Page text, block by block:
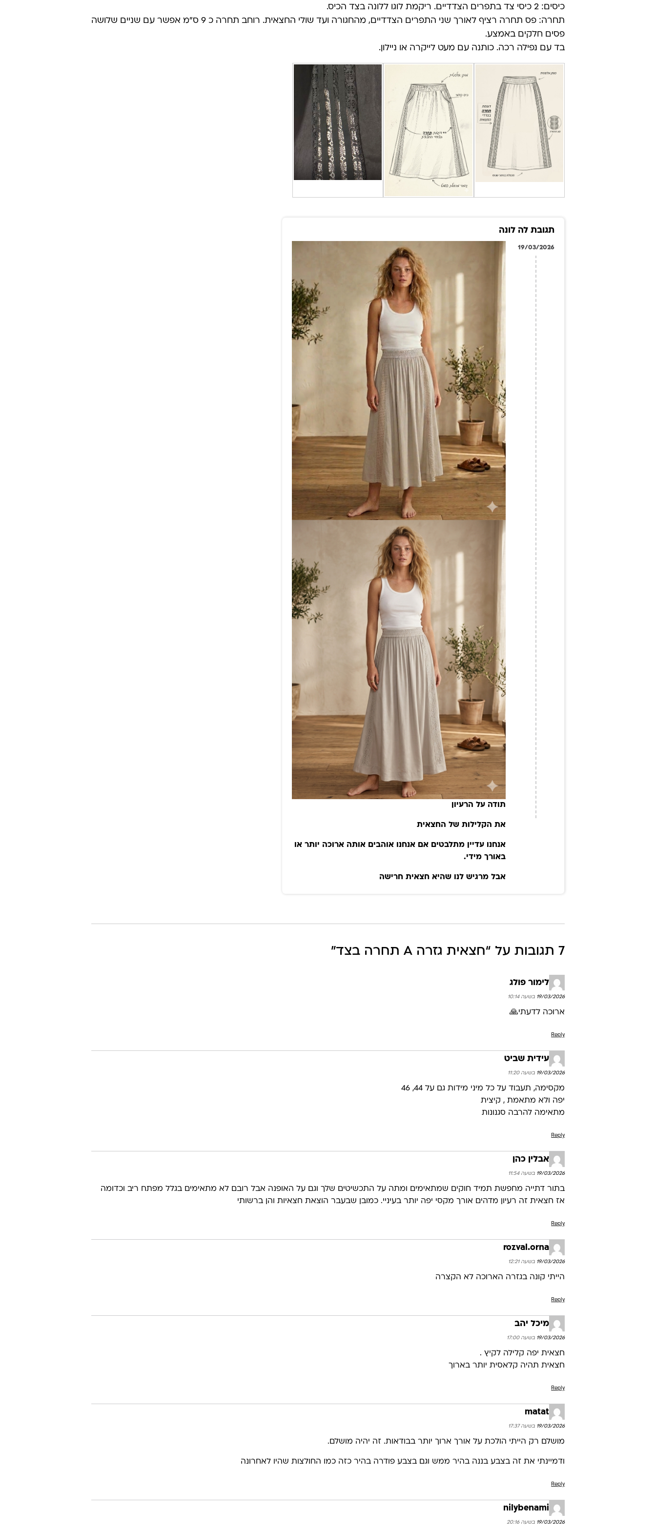
כיסים: 2 כיסי צד בתפרים הצדדיים. ריקמת לוגו ללונה בצד הכיס.
תחרה: פס תחרה רציף לאורך שני התפרים הצדדיים, מהחגורה ועד שולי החצאית. רוחב תחרה כ 9 ס”מ אפשר עם שניים שלושה
פסים חלקים באמצע.
בד עם נפילה רכה. כותנה עם מעט לייקרה או ניילון.
תגובת לה לונה
19/03/2026
תודה על הרעיון
את הקלילות של החצאית
אנחנו עדיין מתלבטים אם אנחנו אוהבים אותה ארוכה יותר או
באורך מידי.
אבל מרגיש לנו שהיא חצאית חרישה
7 תגובות על “ חצאית גזרה A תחרה בצד ”
לימור פולג
19/03/2026 בשעה 10:14
ארוכה לדעתי🙏
Reply
עידית שביט
19/03/2026 בשעה 11:20
מקסימה, תעבוד על כל מיני מידות גם על 44, 46
יפה ולא מתאמת , קיצית
מתאימה להרבה סגנונות
Reply
אבלין כהן
19/03/2026 בשעה 11:54
בתור דתייה מחפשת תמיד חוקים שמתאימים ומתה על התכשיטים שלך וגם על האופנה אבל רובם לא מתאימים בגלל מפתח ריב וכדומה
אז חצאית זה רעיון מדהים אורך מקסי יפה יותר בעיניי. כמובן שבעבר הוצאת חצאיות והן ברשותי
Reply
rozval.orna
19/03/2026 בשעה 12:21
הייתי קונה בגזרה הארוכה לא הקצרה
Reply
מיכל יהב
19/03/2026 בשעה 17:00
חצאית יפה קלילה לקיץ .
חצאית תהיה קלאסית יותר בארוך
Reply
matat
19/03/2026 בשעה 17:37
מושלם רק הייתי הולכת על אורך ארוך יותר בבודאות. זה יהיה מושלם.
ודמיינתי את זה בצבע בננה בהיר ממש וגם בצבע פודרה בהיר כזה כמו החולצות שהיו לאחרונה
Reply
nilybenami
19/03/2026 בשעה 20:16